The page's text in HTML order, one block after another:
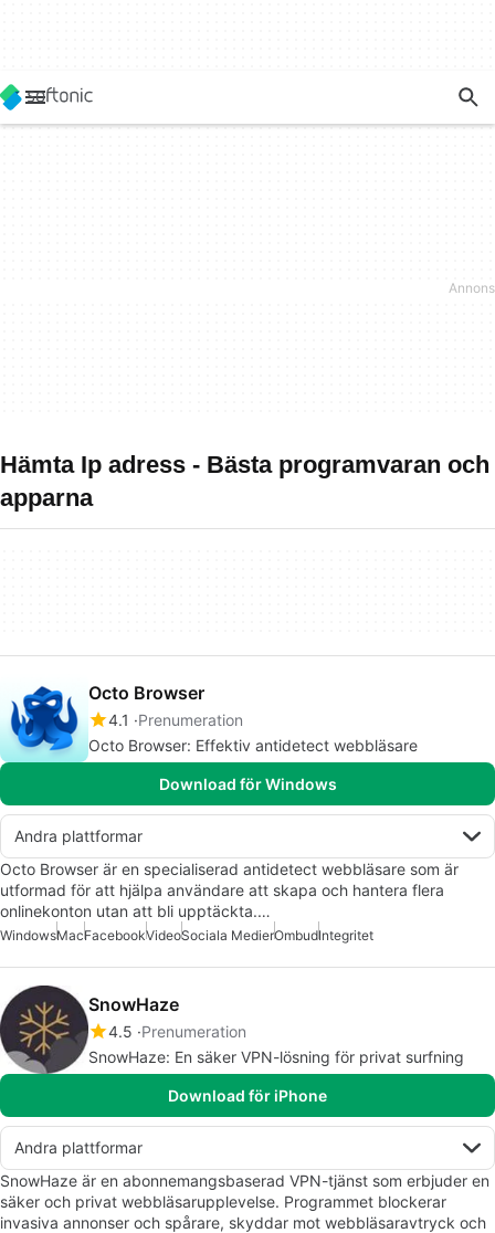
Hämta Ip adress - Bästa programvaran och
apparna
Octo Browser
4.1
Prenumeration
Octo Browser: Effektiv antidetect webbläsare
Download för Windows
Andra plattformar
Octo Browser är en specialiserad antidetect webbläsare som är
utformad för att hjälpa användare att skapa och hantera flera
onlinekonton utan att bli upptäckta.…
WindowsMacFacebookVideoSociala MedierOmbudIntegritet
SnowHaze
4.5 Prenumeration
SnowHaze: En säker VPN-lösning för privat surfning
Download för iPhone
Andra plattformar
SnowHaze är en abonnemangsbaserad VPN-tjänst som erbjuder en
säker och privat webbläsarupplevelse. Programmet blockerar
invasiva annonser och spårare, skyddar mot webbläsaravtryck och